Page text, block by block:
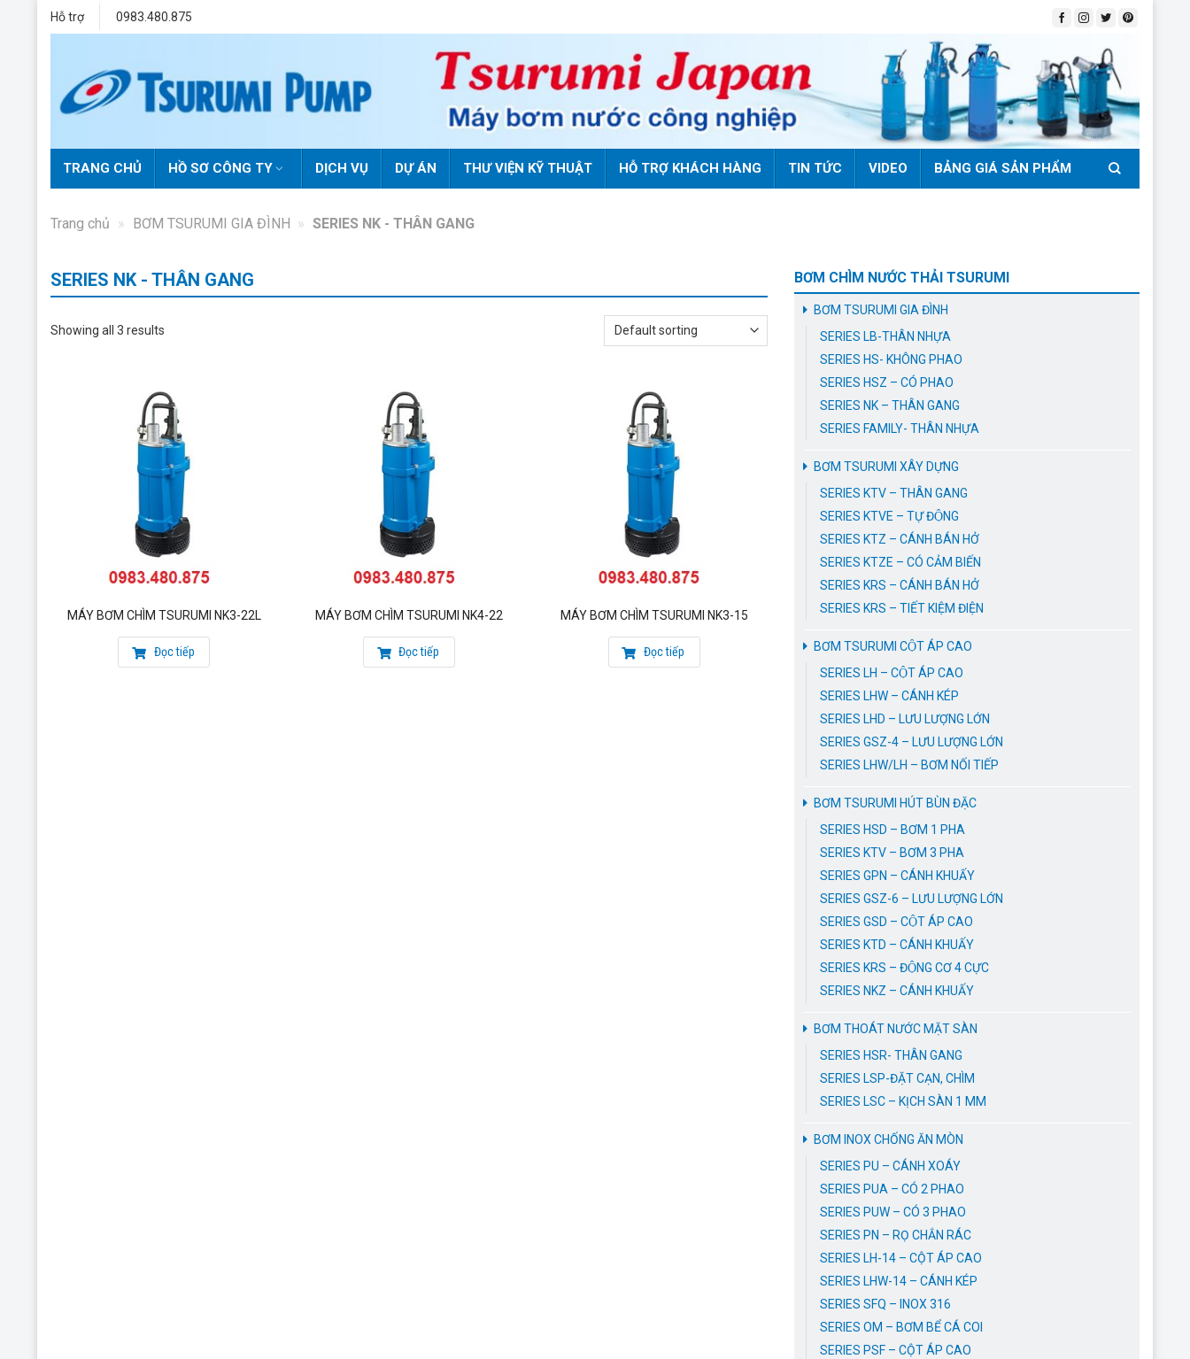
Hỗ trợ 0983.480.875
TRANG CHỦ HỒ SƠ CÔNG TY DỊCH VỤ DỰ ÁN THƯ VIỆN KỸ THUẬT HỖ TRỢ KHÁCH HÀNG TIN TỨC VIDEO BẢNG GIÁ SẢN PHẨM
Trang chủ » BƠM TSURUMI GIA ĐÌNH » SERIES NK - THÂN GANG
SERIES NK - THÂN GANG
Showing all 3 results
MÁY BƠM CHÌM TSURUMI NK3-22L
Đọc tiếp
MÁY BƠM CHÌM TSURUMI NK4-22
Đọc tiếp
MÁY BƠM CHÌM TSURUMI NK3-15
Đọc tiếp
BƠM CHÌM NƯỚC THẢI TSURUMI
BƠM TSURUMI GIA ĐÌNH
SERIES LB-THÂN NHỰA
SERIES HS- KHÔNG PHAO
SERIES HSZ – CÓ PHAO
SERIES NK – THÂN GANG
SERIES FAMILY- THÂN NHỰA
BƠM TSURUMI XÂY DỰNG
SERIES KTV – THÂN GANG
SERIES KTVE – TỰ ĐỘNG
SERIES KTZ – CÁNH BÁN HỞ
SERIES KTZE – CÓ CẢM BIẾN
SERIES KRS – CÁNH BÁN HỞ
SERIES KRS – TIẾT KIỆM ĐIỆN
BƠM TSURUMI CỘT ÁP CAO
SERIES LH – CỘT ÁP CAO
SERIES LHW – CÁNH KÉP
SERIES LHD – LƯU LƯỢNG LỚN
SERIES GSZ-4 – LƯU LƯỢNG LỚN
SERIES LHW/LH – BƠM NỐI TIẾP
BƠM TSURUMI HÚT BÙN ĐẶC
SERIES HSD – BƠM 1 PHA
SERIES KTV – BƠM 3 PHA
SERIES GPN – CÁNH KHUẤY
SERIES GSZ-6 – LƯU LƯỢNG LỚN
SERIES GSD – CỘT ÁP CAO
SERIES KTD – CÁNH KHUẤY
SERIES KRS – ĐỘNG CƠ 4 CỰC
SERIES NKZ – CÁNH KHUẤY
BƠM THOÁT NƯỚC MẶT SÀN
SERIES HSR- THÂN GANG
SERIES LSP-ĐẶT CẠN, CHÌM
SERIES LSC – KỊCH SÀN 1 MM
BƠM INOX CHỐNG ĂN MÒN
SERIES PU – CÁNH XOÁY
SERIES PUA – CÓ 2 PHAO
SERIES PUW – CÓ 3 PHAO
SERIES PN – RỌ CHẮN RÁC
SERIES LH-14 – CỘT ÁP CAO
SERIES LHW-14 – CÁNH KÉP
SERIES SFQ – INOX 316
SERIES OM – BƠM BỂ CÁ COI
SERIES PSF – CỘT ÁP CAO